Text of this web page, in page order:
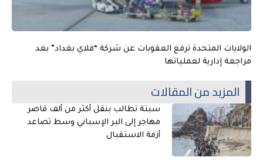
الولايات المتحدة ترفع العقوبات عن شركة “فلاي بغداد” بعد
مراجعة إدارية لعملياتها
المزيد من المقالات
سبتة تطالب بنقل أكثر من ألف قاصر
مهاجر إلى البر الإسباني وسط تصاعد
أزمة الاستقبال